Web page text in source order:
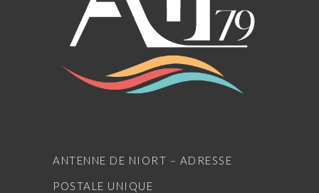
ANTENNE DE NIORT – ADRESSE
POSTALE UNIQUE